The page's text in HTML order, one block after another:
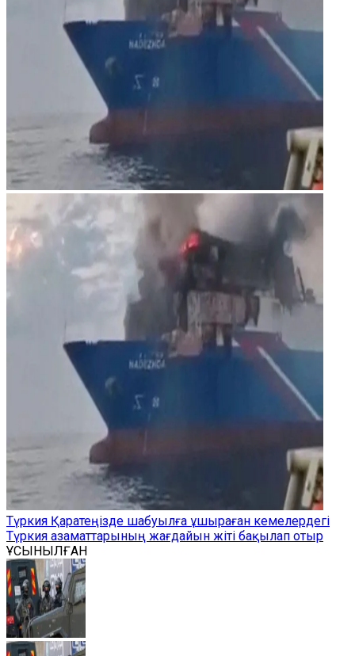
Түркия Қаратеңізде шабуылға ұшыраған кемелердегі
Түркия азаматтарының жағдайын жіті бақылап отыр
ҰСЫНЫЛҒАН